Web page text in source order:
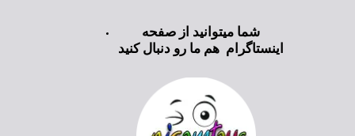
شما میتوانید از صفحه
اینستاگرام هم ما رو دنبال کنید